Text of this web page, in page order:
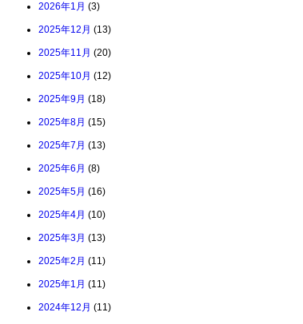
2026年1月 (3)
2025年12月 (13)
2025年11月 (20)
2025年10月 (12)
2025年9月 (18)
2025年8月 (15)
2025年7月 (13)
2025年6月 (8)
2025年5月 (16)
2025年4月 (10)
2025年3月 (13)
2025年2月 (11)
2025年1月 (11)
2024年12月 (11)